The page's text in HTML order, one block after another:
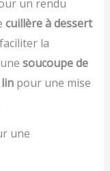
à la maison
aliments ou
【Après-
avez un
la
à nous
vous
cookies,
à pain
balance
toutes
pâtisserie,
(jusqu'à
un rendu
cuillère à dessert
la
soucoupe de
pour une mise
une